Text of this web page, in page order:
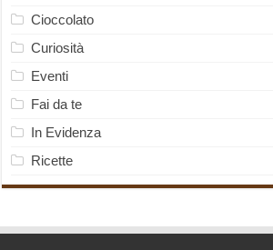
Cioccolato
Curiosità
Eventi
Fai da te
In Evidenza
Ricette